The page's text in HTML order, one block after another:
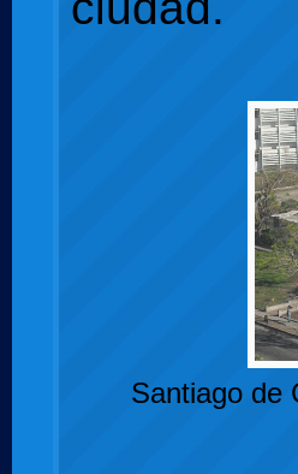
Santiago de